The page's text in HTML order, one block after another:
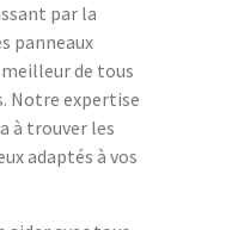
par la
panneaux
de tous
Notre expertise
à trouver les
adaptés à vos